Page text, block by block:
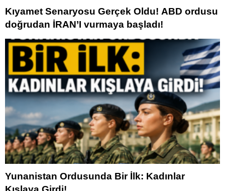
Kıyamet Senaryosu Gerçek Oldu! ABD ordusu
doğrudan İRAN’I vurmaya başladı!
Yunanistan Ordusunda Bir İlk: Kadınlar